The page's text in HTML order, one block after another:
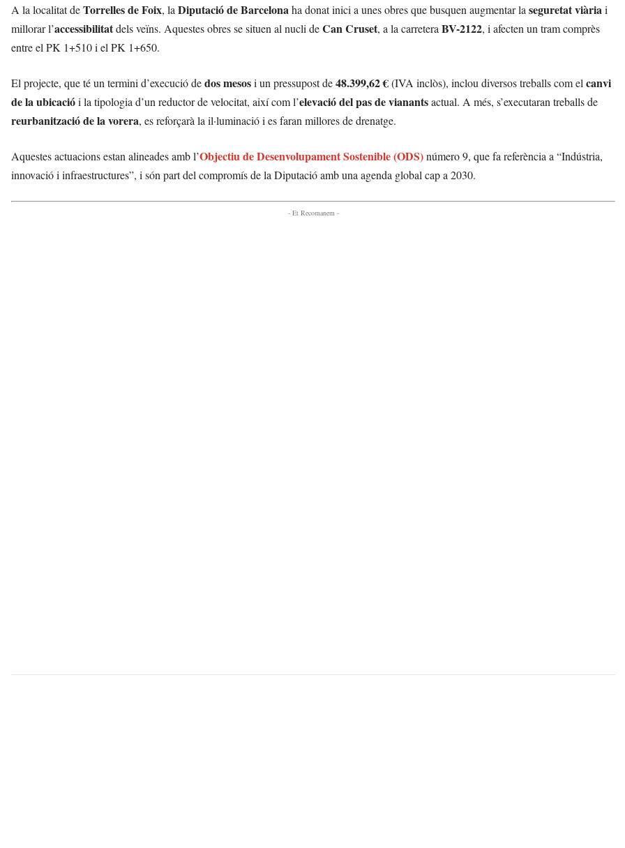
A la localitat deTorrelles de Foix, laDiputació de Barcelonaha donat inici a unes obres que busquen augmentar laseguretat viàriai
millorar l’accessibilitatdels veïns. Aquestes obres se situen al nucli deCan Cruset, a la carreteraBV-2122, i afecten un tram comprès
entre el PK 1+510 i el PK 1+650.
El projecte, que té un termini d’execució dedos mesosi un pressupost de48.399,62 €(IVA inclòs), inclou diversos treballs com elcanvi
de la ubicaciói la tipologia d’un reductor de velocitat, així com l’elevació del pas de vianantsactual. A més, s’executaran treballs de
reurbanització de la vorera, es reforçarà la il·luminació i es faran millores de drenatge.
Aquestes actuacions estan alineades amb l’Objectiu de Desenvolupament Sostenible (ODS)número 9, que fa referència a “Indústria,
innovació i infraestructures”, i són part del compromís de la Diputació amb una agenda global cap a 2030.
- Et Recomanem -